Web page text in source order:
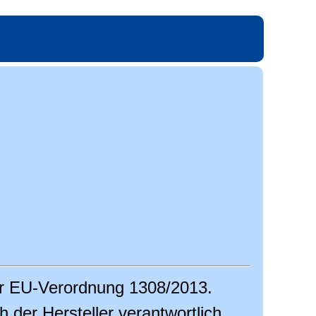
Verordnung 1308/2013.